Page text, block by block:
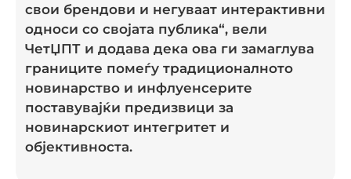
свои брендови и негуваат интерактивни
односи со својата публика“, вели
ЧетЏПТ и додава дека ова ги замаглува
границите помеѓу традиционалното
новинарство и инфлуенсерите
поставувајќи предизвици за
новинарскиот интегритет и
објективноста.